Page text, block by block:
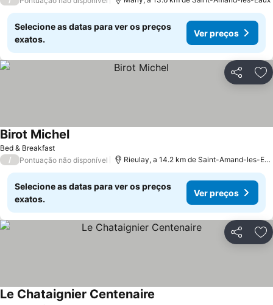
Selecione as datas para ver os preços
exatos.
Ver preços
Partilhar
Bed & Breakfast
Birot Michel
/ Pontuação não disponível Rieulay, a 14.2 km de Saint-Amand-les-Eaux
Selecione as datas para ver os preços
exatos.
Ver preços
Partilhar
Le Chataignier Centenaire